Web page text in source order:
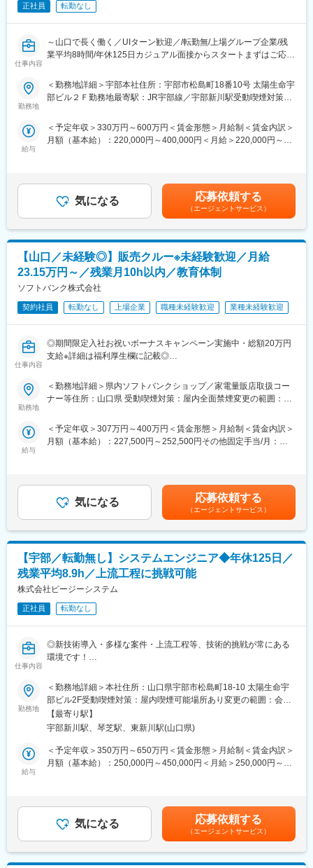
況にもよるため、すぐに叶えることはできなくても、エンジニア
入社後のポジティブな反応も多いです。また、一度転職したもの
の「こちらの方が働きやすかった」と戻ってくる社員もいます。
■入社後のフォロー体制：
◎人事育成制度…等級制度の定義と連動したカリキュラム体型の
ことでここのストレルレベルを把握するとともに必要に応じて関
連部署と連携し環境を改善
■充実した教育制度：
・24時間いつでも学習可能なEラーニング／資格の試験対策に向
けたAI学習アプリ／グループ会社主催のオンライン配信授業（不
定期）／課題解決のためのワークショップ等
・メンバーでも業務終了後に有志でプチ研修を実施するなど、会
社として学び・成長への意欲が高い社風です。
・約300の資格への支援金制度あり（合格時の受講料返還、祝い
金制度）、資格試験にむけた参考書の購入費負担あり
も自身の頑張りが評価されます。
正社員 転勤なし
仕事内容
～山口で長く働く／UIターン歓迎／/転勤無/上場グループ企業/残
業平均8時間/年休125日カジュアル面接からスタートまずはご応募
■職務内容：
します。
内容はオープン系、Web系システムであり基幹システムの開発か
■過去事例：
・製造業向け基幹システム、品質管理システム
・小売業向け販売支援システム／チーム規模2～5名
・（進行中および拡大業務）クラウド型営業支援パッケージ開発
支援、導入支援／チーム規模2～5名
※成果に応じた報酬制度あり、実力に応じて役職をお任せします。
（リーダ・マネージャー就任実績あり）
■配属部署：
39名（20代／12名、30代／12名、40代以上／15名）
■開発実績例
◇AI/IoT開発
・動画像によるリアルタイム船舶認識（TensorFlow）
◇・モビリティ・次世代コックピットシステム開発
・通信型コミュニケーションロボット（ソフトウェア）
・動的シナリオオーサリングシステム
・道路情報交換システム
◇業務系システム開発
・工場見学受付Webシステム
・会員管理Webシステム
・生産・工程管理、倉庫・在庫管理システム
◇実証実験事業(ひろしまサンドボックス)
・桟橋管理Webシステム
・タクシー配車アプリ
・安全航行支援システム など
変更の範囲：会社の定める業務
勤務地
＜勤務地詳細＞宇部本社住所：宇部市松島町18番10号 太陽生命宇
部ビル２Ｆ勤務地最寄駅：JR宇部線／宇部新川駅受動喫煙対策：
給与
＜予定年収＞330万円～600万円＜賃金形態＞月給制＜賃金内訳＞
月額（基本給）：220,000円～400,000円＜月給＞220,000円～
よる（昨年実績は年間2～4ヶ月分）賃金はあくまでも目安の金額
であり、選考を通じて上下する可能性があります。月給(月額)は固
定手当を含めた表記です。
気になる 応募依頼する
（エージェントサービス）
【山口／未経験◎】販売クルー※未経験歓迎／月給
23.15万円～／残業月10h以内／教育体制
ソフトバンク株式会社
契約社員 転勤なし 上場企業 職種未経験歓迎 業種未経験歓迎
仕事内容
◎期間限定入社お祝いボーナスキャンペーン実施中・総額20万円
支給※詳細は福利厚生欄に記載◎
る充実した研修制度完備／平均残業月10h以内／年間休日123日／
正社員登用制度（年間100名以上の正社員化実績）があり、総合
■業務内容
家電量販店、モール型店舗内のソフトバンク取扱いコーナーに
店頭で使う販促ツール作成や、店頭キャンペーン企画などに積極
的に携わって頂きます。また、接客業務だけでなく、店頭で使用
する販促ツールやPOP作成、キャンペーン企画などセールス向上
の為の各種プロモーションをお任せすることもあります。
■入社後の流れ/キャリアパス
まず店頭での接客からスタートし、後輩指導やリーダー業務もゆ
くゆくお任せ致します。正社員登用後はマネジメントやメンバー
教育など、クルーを統括するなどのステップアップが可能です。
総合職として本部各部署の様々な部門に就くチャンスもありま
す。
員も多数います。自身の成長とその成果をしっかりと評価しま
す。
未経験の方にも手厚くフォローし、早期に一人前となるフォロー
を致します。入社時の研修を筆頭に各種研修制度を充実させ、社
内情報共有にも強みを持っています。ご経験が無い方でもソフト
バンクの一員として丁寧にサポートします。
●基礎研修
クルーに欠かせないビジネスマナーや接客スキルを学んで頂きま
す。現場経験豊富な社員が研修講師を務め、実務に基づいた丁寧
未経験スタートなので、実践で使えるスキルを指導致します。
■希望休の取得しやすさ
シフト制のため、毎月シフト提出時に希望をご提示していただけ
■キャリアアップ事例
勤務地
＜勤務地詳細＞県内ソフトバンクショップ／家電量販店取扱コー
ナー等住所：山口県 受動喫煙対策：屋内全面禁煙変更の範囲：本
給与
＜予定年収＞307万円～400万円＜賃金形態＞月給制＜賃金内訳＞
月額（基本給）：227,500円～252,500円その他固定手当/月：
～400万円販売クルー（販売職正社員）：年収350～800万円スー
パーバイザー（販売職正社員）年収350～690万円エリアマネージ
ャー（総合職正社員）年収400～1,000万円賃金はあくまでも目安
の金額であり、選考を通じて上下する可能性があります。月給(月
額)は固定手当を含めた表記です。
気になる 応募依頼する
（エージェントサービス）
【宇部／転勤無し】システムエンジニア◆年休125日／
残業平均8.9h／上流工程に挑戦可能
株式会社ピージーシステム
正社員 転勤なし
仕事内容
◎新技術導入・多様な案件・上流工程等、技術的挑戦が常にある
環境です！
■職務内容：
民間企業向けのソフトウェア開発プロジェクトにて、要件定義～
開発、テスト工程の中で上流を中心にしたシステム開発をお任せ
します。
内容はオープン系、Web系システムであり基幹システムの開発か
らクラウド型営業支援パッケージまで幅広く携わる可能性があり
・製造業向け基幹システム、品質管理システム
・小売業向け販売支援システム／チーム規模2～5名
・（進行中および拡大業務）クラウド型営業支援パッケージ開発
勤務地
＜勤務地詳細＞本社住所：山口県宇部市松島町18-10 太陽生命宇
部ビル2F受動喫煙対策：屋内喫煙可能場所あり変更の範囲：会社
の定める事業所
【最寄り駅】
宇部新川駅、琴芝駅、東新川駅(山口県)
給与
＜予定年収＞350万円～650万円＜賃金形態＞月給制＜賃金内訳＞
月額（基本給）：250,000円～450,000円＜月給＞250,000円～
り、選考を通じて上下する可能性があります。月給(月額)は固定手
当を含めた表記です。
気になる 応募依頼する
（エージェントサービス）